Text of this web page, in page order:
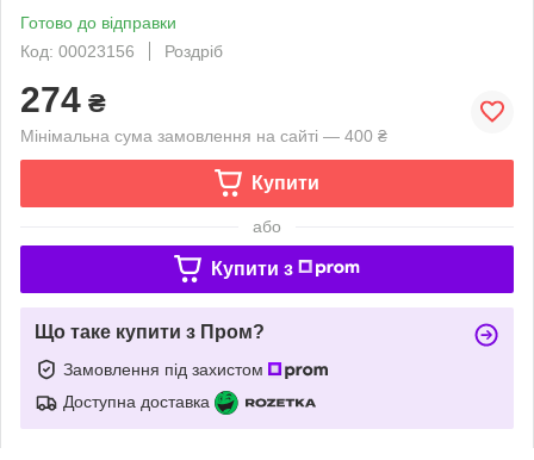
Готово до відправки
Код: 00023156
Роздріб
274 ₴
Мінімальна сума замовлення на сайті — 400 ₴
Купити
або
Купити з
Що таке купити з Пром?
Замовлення під захистом
Доступна доставка